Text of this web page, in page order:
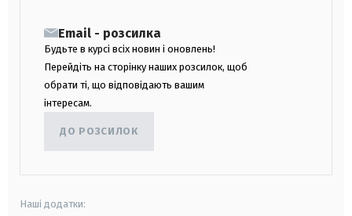
Email - розсилка
Будьте в курсі всіх новин і оновлень!
Перейдіть на сторінку наших розсилок, щоб
обрати ті, що відповідають вашим
інтересам.
ДО РОЗСИЛОК
Наші додатки: